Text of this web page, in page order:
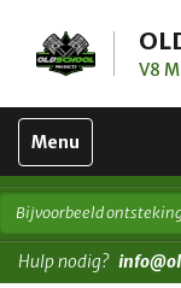
V8
Toggle
navigation
Menu
Hulp nodig?